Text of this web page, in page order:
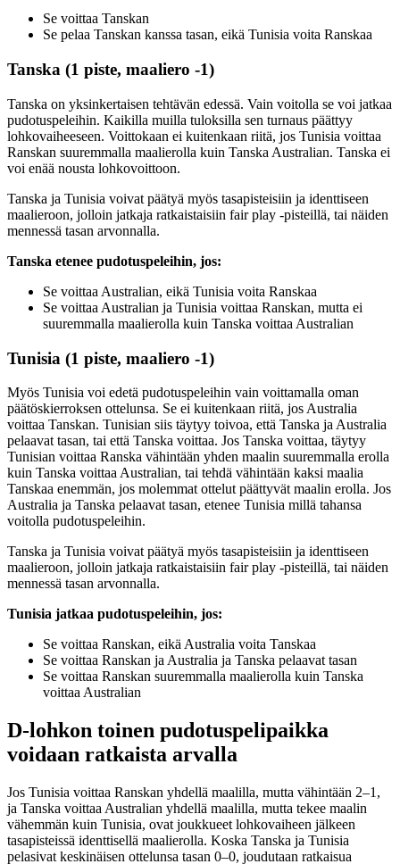
Se voittaa Tanskan
Se pelaa Tanskan kanssa tasan, eikä Tunisia voita Ranskaa
Tanska (1 piste, maaliero -1)
Tanska on yksinkertaisen tehtävän edessä. Vain voitolla se voi jatkaa
pudotuspeleihin. Kaikilla muilla tuloksilla sen turnaus päättyy
lohkovaiheeseen. Voittokaan ei kuitenkaan riitä, jos Tunisia voittaa
Ranskan suuremmalla maalierolla kuin Tanska Australian. Tanska ei
voi enää nousta lohkovoittoon.
Tanska ja Tunisia voivat päätyä myös tasapisteisiin ja identtiseen
maalieroon, jolloin jatkaja ratkaistaisiin fair play -pisteillä, tai näiden
mennessä tasan arvonnalla.
Tanska etenee pudotuspeleihin, jos:
Se voittaa Australian, eikä Tunisia voita Ranskaa
Se voittaa Australian ja Tunisia voittaa Ranskan, mutta ei
suuremmalla maalierolla kuin Tanska voittaa Australian
Tunisia (1 piste, maaliero -1)
Myös Tunisia voi edetä pudotuspeleihin vain voittamalla oman
päätöskierroksen ottelunsa. Se ei kuitenkaan riitä, jos Australia
voittaa Tanskan. Tunisian siis täytyy toivoa, että Tanska ja Australia
pelaavat tasan, tai että Tanska voittaa. Jos Tanska voittaa, täytyy
Tunisian voittaa Ranska vähintään yhden maalin suuremmalla erolla
kuin Tanska voittaa Australian, tai tehdä vähintään kaksi maalia
Tanskaa enemmän, jos molemmat ottelut päättyvät maalin erolla. Jos
Australia ja Tanska pelaavat tasan, etenee Tunisia millä tahansa
voitolla pudotuspeleihin.
Tanska ja Tunisia voivat päätyä myös tasapisteisiin ja identtiseen
maalieroon, jolloin jatkaja ratkaistaisiin fair play -pisteillä, tai näiden
mennessä tasan arvonnalla.
Tunisia jatkaa pudotuspeleihin, jos:
Se voittaa Ranskan, eikä Australia voita Tanskaa
Se voittaa Ranskan ja Australia ja Tanska pelaavat tasan
Se voittaa Ranskan suuremmalla maalierolla kuin Tanska
voittaa Australian
D-lohkon toinen pudotuspelipaikka
voidaan ratkaista arvalla
Jos Tunisia voittaa Ranskan yhdellä maalilla, mutta vähintään 2–1,
ja Tanska voittaa Australian yhdellä maalilla, mutta tekee maalin
vähemmän kuin Tunisia, ovat joukkueet lohkovaiheen jälkeen
tasapisteissä identtisellä maalierolla. Koska Tanska ja Tunisia
pelasivat keskinäisen ottelunsa tasan 0–0, joudutaan ratkaisua